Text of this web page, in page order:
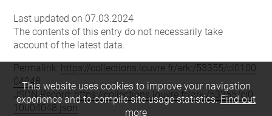
Last updated on 07.03.2024
The contents of this entry do not necessarily take
account of the latest data.
Permalink: https://collections.louvre.fr/ark:/53355/cl0100
04048
JSON Record:https://collections.louvre.fr/ark:/53355/cl0
10004048.json
This website uses cookies to improve your navigation
experience and to compile site usage statistics.Find out
more